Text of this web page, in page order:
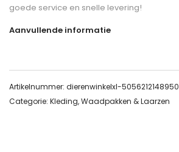
goede service en snelle levering!
Aanvullende informatie
Artikelnummer: dierenwinkelxl-5056212148950
Categorie: Kleding, Waadpakken & Laarzen